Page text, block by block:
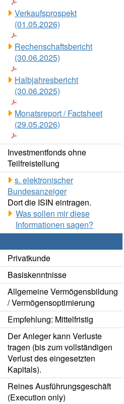
Verkaufsprospekt
(01.05.2026)
Rechenschaftsbericht
(30.06.2025)
Halbjahresbericht
(30.06.2025)
Monatsreport / Factsheet
(29.05.2026)
Investmentfonds ohne
Teilfreistellung
s. elektronischer
Bundesanzeiger
Dort die ISIN eintragen.
Was sollen mir diese
Informationen sagen?
Privatkunde
Basiskenntnisse
Allgemeine Vermögensbildung
/ Vermögensoptimierung
Empfehlung: Mittelfristig
Der Anleger kann Verluste
tragen (bis zum vollständigen
Verlust des eingesetzten
Kapitals).
Reines Ausführungsgeschäft
(Execution only)